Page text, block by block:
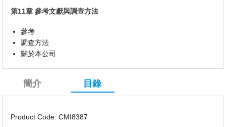
第11章 參考文獻與調查方法
參考
調查方法
關於本公司
簡介 目錄
Product Code: CMI8387